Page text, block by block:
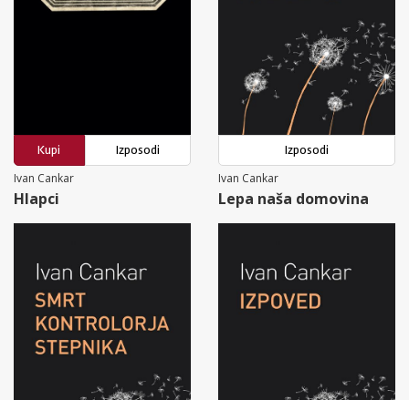
Kupi
Izposodi
Ivan Cankar
Hlapci
Izposodi
Ivan Cankar
Lepa naša domovina